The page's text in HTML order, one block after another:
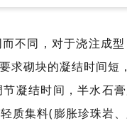
不同，对于浇注成
求砌块的凝结时间短
凝结时间，半水石
质集料(膨胀珍珠岩